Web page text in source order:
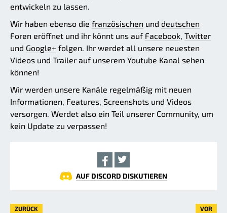
entwickeln zu lassen.
Wir haben ebenso die französischen und deutschen
Foren eröffnet und ihr könnt uns auf Facebook, Twitter
und Google+ folgen. Ihr werdet all unsere neuesten
Videos und Trailer auf unserem Youtube Kanal sehen
können!
Wir werden unsere Kanäle regelmäßig mit neuen
Informationen, Features, Screenshots und Videos
versorgen. Werdet also ein Teil unserer Community, um
kein Update zu verpassen!
AUF DISCORD DISKUTIEREN
ZURÜCK VOR